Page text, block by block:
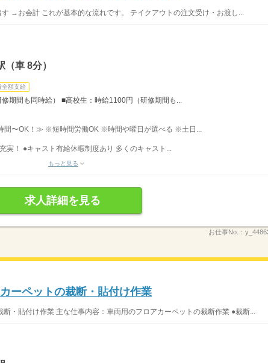
→お会計 これが基本的な流れです。 テイクアウトの注文受け・お渡し...
車 8分）
全額支給
期間も同時給） ■高校生：時給1100円（研修期間も...
間〜OK！≫ ※短時間労働OK ※時間や曜日が選べる ※土日...
実！ ●キャスト有給休暇制度あり 多くのキャスト...
もっと見る
求人詳細を見る
お仕事No.：
ーペットの裁断・貼付け作業
断・貼付け作業 主な仕事内容：車両用のフロアカーペットの裁断作業 ●裁断...